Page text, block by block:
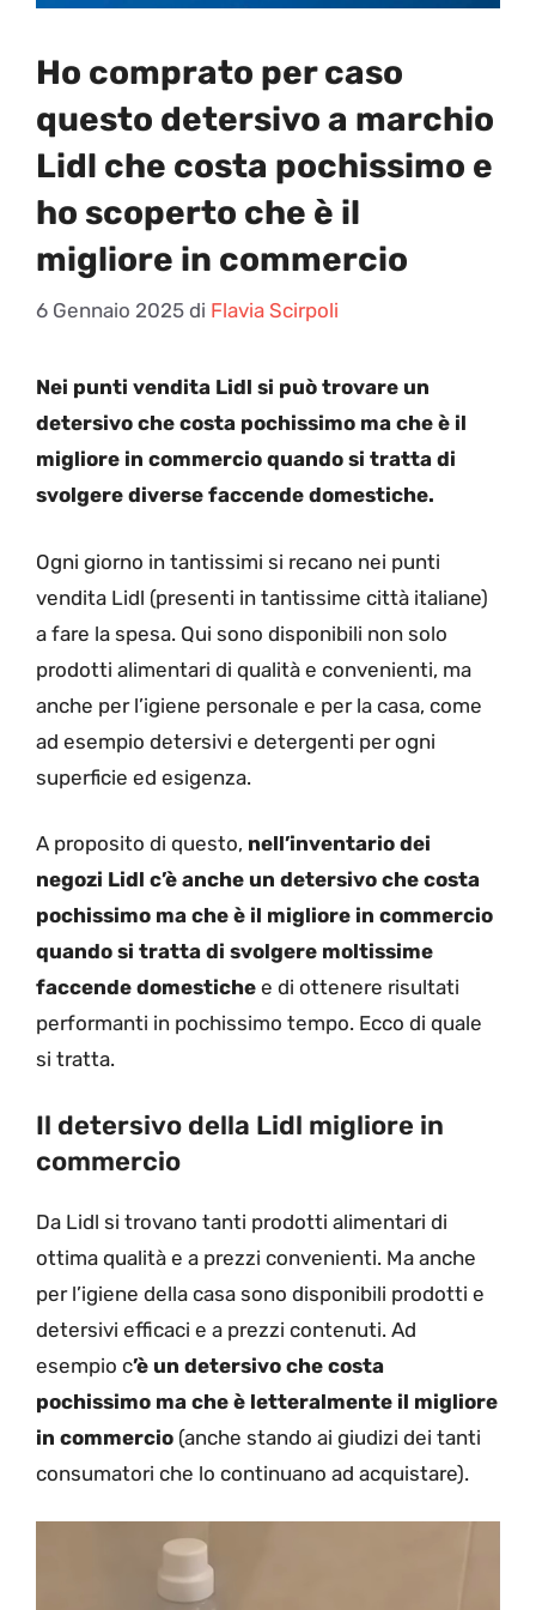
Ho comprato per caso
questo detersivo a marchio
Lidl che costa pochissimo e
ho scoperto che è il
migliore in commercio
6 Gennaio 2025 di Flavia Scirpoli
Nei punti vendita Lidl si può trovare un
detersivo che costa pochissimo ma che è il
migliore in commercio quando si tratta di
svolgere diverse faccende domestiche.
Ogni giorno in tantissimi si recano nei punti
vendita Lidl (presenti in tantissime città italiane)
a fare la spesa. Qui sono disponibili non solo
prodotti alimentari di qualità e convenienti, ma
anche per l’igiene personale e per la casa, come
ad esempio detersivi e detergenti per ogni
superficie ed esigenza.
A proposito di questo, nell’inventario dei
negozi Lidl c’è anche un detersivo che costa
pochissimo ma che è il migliore in commercio
quando si tratta di svolgere moltissime
faccende domestiche e di ottenere risultati
performanti in pochissimo tempo. Ecco di quale
si tratta.
Il detersivo della Lidl migliore in
commercio
Da Lidl si trovano tanti prodotti alimentari di
ottima qualità e a prezzi convenienti. Ma anche
per l’igiene della casa sono disponibili prodotti e
detersivi efficaci e a prezzi contenuti. Ad
esempio c’è un detersivo che costa
pochissimo ma che è letteralmente il migliore
in commercio (anche stando ai giudizi dei tanti
consumatori che lo continuano ad acquistare).